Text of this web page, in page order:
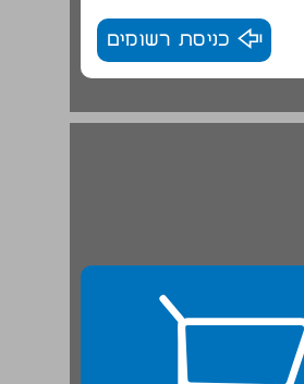
כניסת רשומים